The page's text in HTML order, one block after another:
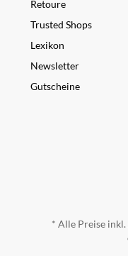
Retoure
Trusted Shops
Lexikon
Newsletter
Gutscheine
* Alle Preise